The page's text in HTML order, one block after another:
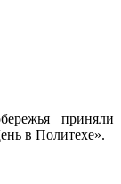
приняли
в Политехе».